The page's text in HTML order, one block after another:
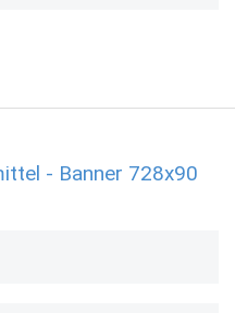
- Banner 728x90